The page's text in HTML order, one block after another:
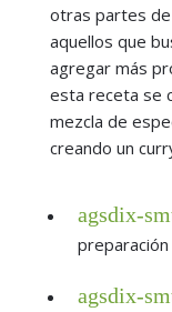
otras partes de
aquellos que
agregar más
esta receta se
mezcla de
creando un
agsdix-
preparación
agsdix-